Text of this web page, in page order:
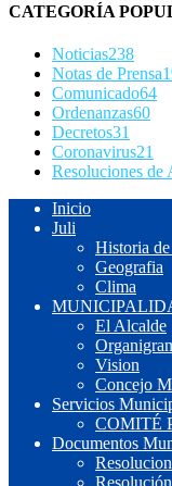
CATEGORÍA
Noticias238
Notas de Prensa
Comunicado64
Ordenanzas60
Decretos31
Coronavirus21
Resoluciones de
Inicio
Juli
Historia
Geografia
Clima
El Alcalde
Vision
Concejo
Servicios
COMITÉ
Documentos